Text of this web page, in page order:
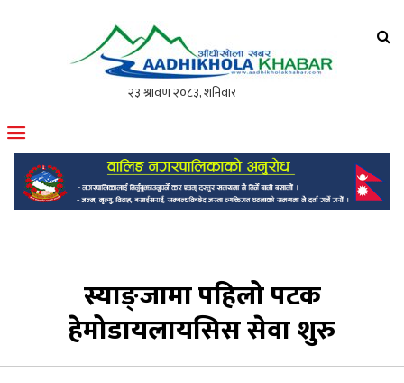
मोफसलकै लोकप्रिय अनलाइन पत्रिका
स्याङ्जामा पहिलो पटक
हेमोडायलायसिस सेवा शुरु